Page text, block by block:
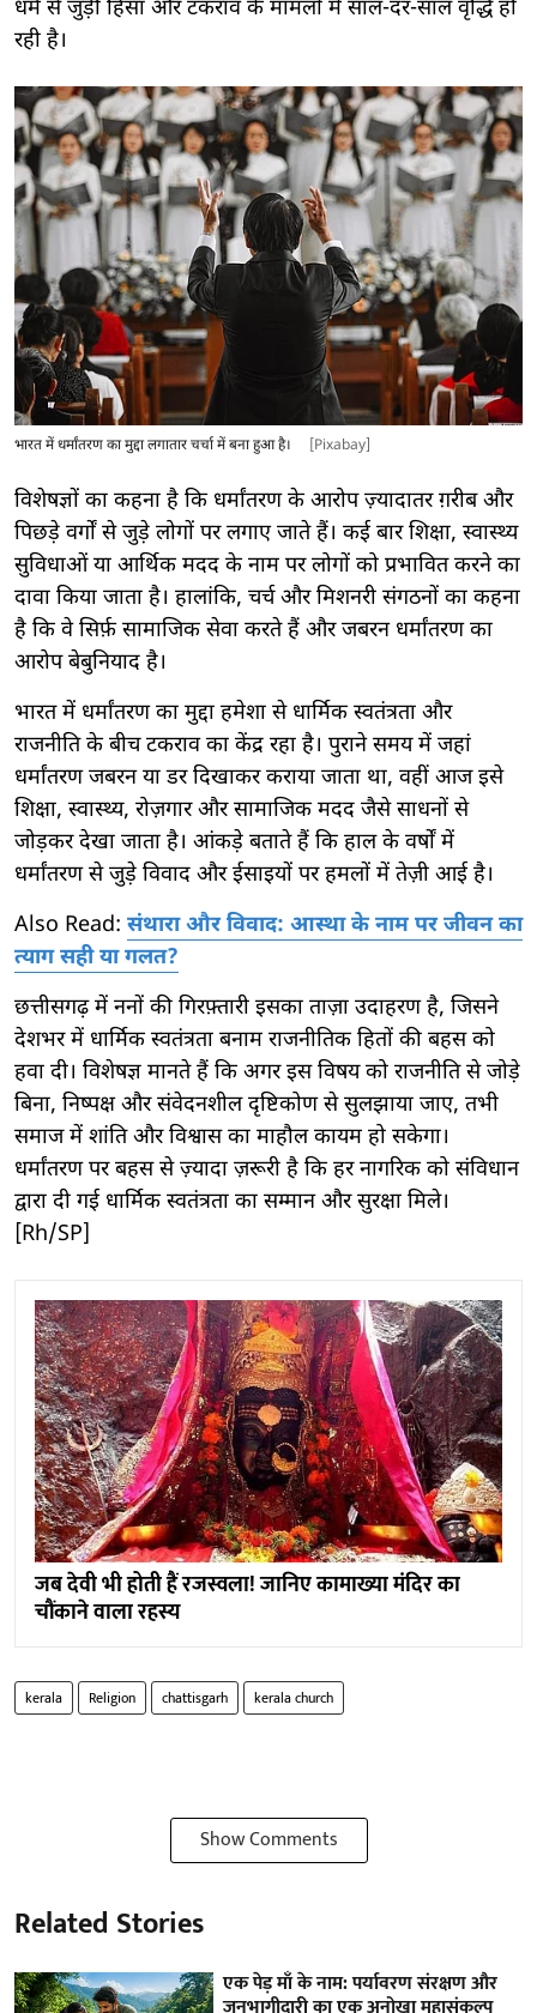
धर्म से जुड़ी हिंसा और टकराव के मामलों में साल-दर-साल वृद्धि हो
रही है।
भारत में धर्मांतरण का मुद्दा लगातार चर्चा में बना हुआ है। [Pixabay]
विशेषज्ञों का कहना है कि धर्मांतरण के आरोप ज़्यादातर ग़रीब और
पिछड़े वर्गों से जुड़े लोगों पर लगाए जाते हैं। कई बार शिक्षा, स्वास्थ्य
सुविधाओं या आर्थिक मदद के नाम पर लोगों को प्रभावित करने का
दावा किया जाता है। हालांकि, चर्च और मिशनरी संगठनों का कहना
है कि वे सिर्फ़ सामाजिक सेवा करते हैं और जबरन धर्मांतरण का
आरोप बेबुनियाद है।
भारत में धर्मांतरण का मुद्दा हमेशा से धार्मिक स्वतंत्रता और
राजनीति के बीच टकराव का केंद्र रहा है। पुराने समय में जहां
धर्मांतरण जबरन या डर दिखाकर कराया जाता था, वहीं आज इसे
शिक्षा, स्वास्थ्य, रोज़गार और सामाजिक मदद जैसे साधनों से
जोड़कर देखा जाता है। आंकड़े बताते हैं कि हाल के वर्षों में
धर्मांतरण से जुड़े विवाद और ईसाइयों पर हमलों में तेज़ी आई है।
Also Read: संथारा और विवाद: आस्था के नाम पर जीवन का
त्याग सही या गलत?
छत्तीसगढ़ में ननों की गिरफ़्तारी इसका ताज़ा उदाहरण है, जिसने
देशभर में धार्मिक स्वतंत्रता बनाम राजनीतिक हितों की बहस को
हवा दी। विशेषज्ञ मानते हैं कि अगर इस विषय को राजनीति से जोड़े
बिना, निष्पक्ष और संवेदनशील दृष्टिकोण से सुलझाया जाए, तभी
समाज में शांति और विश्वास का माहौल कायम हो सकेगा।
धर्मांतरण पर बहस से ज़्यादा ज़रूरी है कि हर नागरिक को संविधान
द्वारा दी गई धार्मिक स्वतंत्रता का सम्मान और सुरक्षा मिले।
[Rh/SP]
जब देवी भी होती हैं रजस्वला! जानिए कामाख्या मंदिर का
चौंकाने वाला रहस्य
kerala Religion chattisgarh kerala church
Show Comments
Related Stories
एक पेड़ माँ के नाम: पर्यावरण संरक्षण और